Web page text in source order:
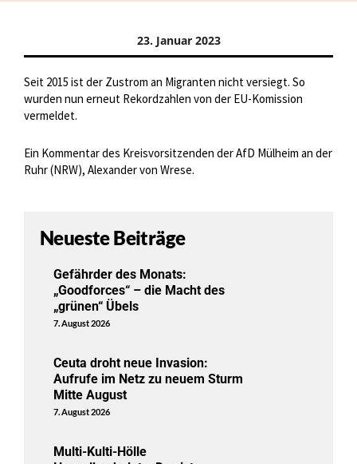
23. Januar 2023
Seit 2015 ist der Zustrom an Migranten nicht versiegt. So
wurden nun erneut Rekordzahlen von der EU-Komission
vermeldet.
Ein Kommentar des Kreisvorsitzenden der AfD Mülheim an der
Ruhr (NRW), Alexander von Wrese.
Neueste Beiträge
Gefährder des Monats:
„Goodforces“ – die Macht des
„grünen“ Übels
7. August 2026
Ceuta droht neue Invasion:
Aufrufe im Netz zu neuem Sturm
Mitte August
7. August 2026
Multi-Kulti-Hölle